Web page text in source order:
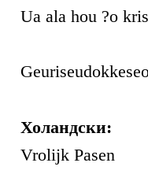
Ua ala hou ?o
Холандски:
Vrolijk Pasen